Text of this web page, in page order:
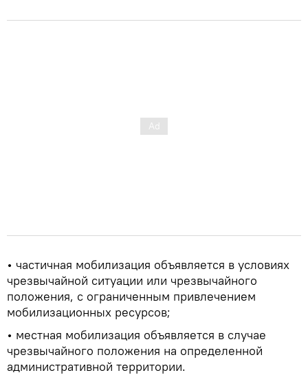
• частичная мобилизация объявляется в условиях
чрезвычайной ситуации или чрезвычайного
положения, с ограниченным привлечением
мобилизационных ресурсов;
• местная мобилизация объявляется в случае
чрезвычайного положения на определенной
административной территории.